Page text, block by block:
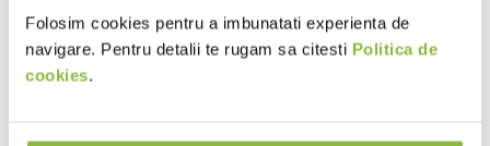
Folosim cookies pentru a imbunatati experienta de
navigare. Pentru detalii te rugam sa citesti Politica de
cookies.
Valoare energetica (kj)
Valoare energetica (kcal)
din care acizi grasi saturati (g)
6.7